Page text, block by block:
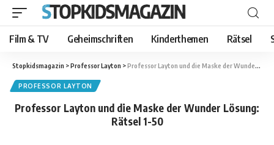
Film & TV Geheimschriften Kinderthemen Rätsel
Stopkidsmagazin >Professor Layton >Professor Layton und die Maske der Wunder Lösung: Rätsel 1-50
PROFESSOR LAYTON
Professor Layton und die Maske der Wunder Lösung:
Rätsel 1-50